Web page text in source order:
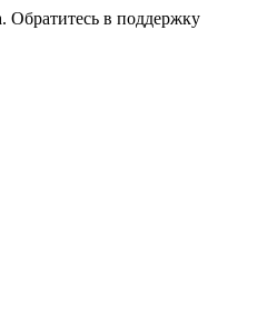
Обратитесь в поддержку